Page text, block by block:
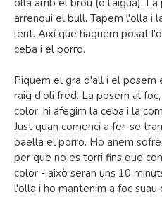
olla amb el brou (o l'aigua).
arrenqui el bull. Tapem l'olla i
lent. Així que haguem posat
ceba i el porro.
Piquem el gra d'all i el posem
raig d'oli fred. La posem al
color, hi afegim la ceba i la
Just quan comenci a fer-se
paella el porro. Ho anem
per que no es torri fins que
color - això seran uns 10
l'olla i ho mantenim a foc